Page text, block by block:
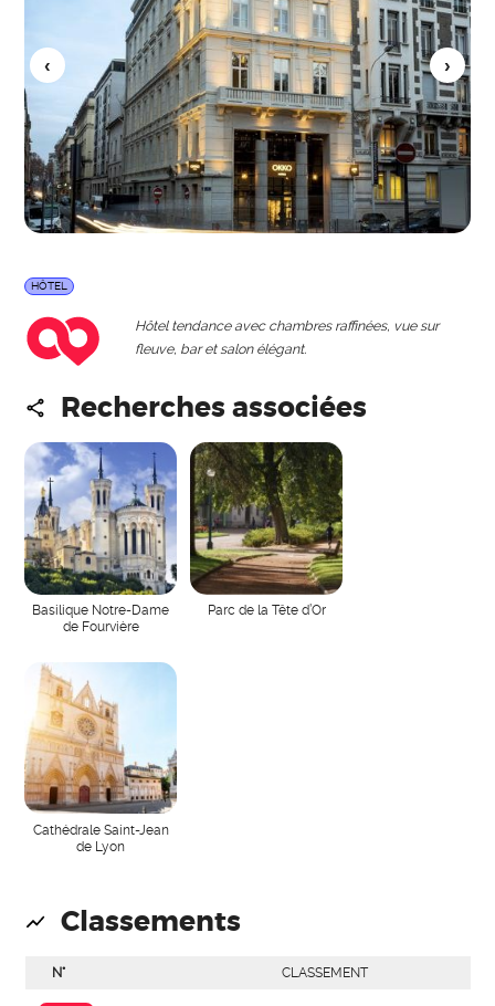
HÔTEL
Hôtel tendance avec chambres raffinées, vue sur
fleuve, bar et salon élégant.
Recherches associées
Basilique Notre-Dame
de Fourvière
Parc de la Tête d’Or
Cathédrale Saint-Jean
de Lyon
Classements
N° CLASSEMENT